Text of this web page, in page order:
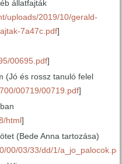
állatfajták
uploads/2019/10/gerald-
7a47c.pdf]
00695.pdf]
(Jó és rossz tanuló felel
00719/00719.pdf]
html]
(Bede Anna tartozása)
00/03/33/dd/1/